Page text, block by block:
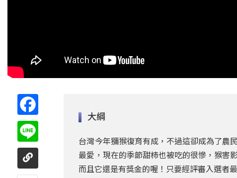
大綱
台灣今年獼猴復育有成，不過這卻成為了農
最愛，現在的季節甜柿也被吃的很慘，猴害
而且它還是有獎金的喔！只要經評審入選者